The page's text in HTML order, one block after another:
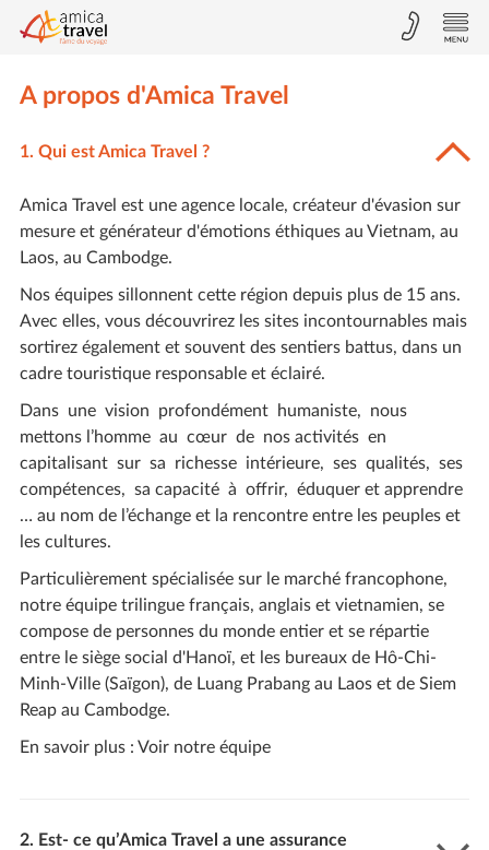
A propos d'Amica Travel
1. Qui est Amica Travel ?
Amica Travel est une agence locale, créateur d'évasion sur
mesure et générateur d'émotions éthiques au Vietnam, au
Laos, au Cambodge.
Nos équipes sillonnent cette région depuis plus de 15 ans.
Avec elles, vous découvrirez les sites incontournables mais
sortirez également et souvent des sentiers battus, dans un
cadre touristique responsable et éclairé.
Dans une vision profondément humaniste, nous
mettons l’homme au cœur de nos activités en
capitalisant sur sa richesse intérieure, ses qualités, ses
compétences, sa capacité à offrir, éduquer et apprendre
… au nom de l’échange et la rencontre entre les peuples et
les cultures.
Particulièrement spécialisée sur le marché francophone,
notre équipe trilingue français, anglais et vietnamien, se
compose de personnes du monde entier et se répartie
entre le siège social d'Hanoï, et les bureaux de Hô-Chi-
Minh-Ville (Saïgon), de Luang Prabang au Laos et de Siem
Reap au Cambodge.
En savoir plus : Voir notre équipe
2. Est- ce qu’Amica Travel a une assurance